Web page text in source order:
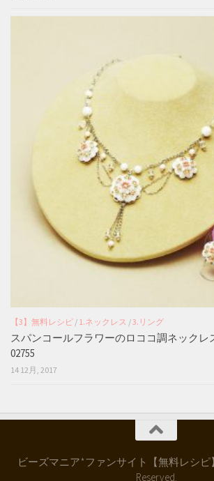
【3】無料レシピ / 1.ネックレス /3.リング
スパンコールフラワーのロココ調ネック
02755
14 12月, 2017
ビーズマニア*ファンサイト【無料レシピ
Reserved.